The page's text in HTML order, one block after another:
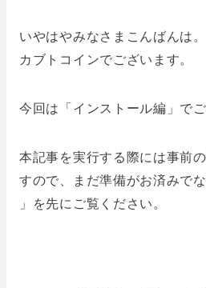
いやはやみなさまこんばんは。
カブトコインでございます。
今回は「インストール編」でご
本記事を実行する際には事前
すので、まだ準備がお済みで
」を先にご覧ください。